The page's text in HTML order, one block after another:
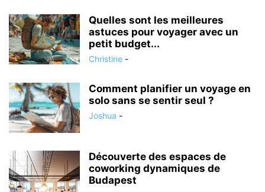
Quelles sont les meilleures
astuces pour voyager avec un
petit budget...
Christine -
Comment planifier un voyage en
solo sans se sentir seul ?
Joshua -
Découverte des espaces de
coworking dynamiques de
Budapest